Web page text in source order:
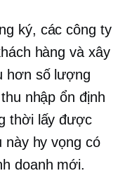
ký, các công ty
hàng và xây
hơn số lượng
nhập ổn định
thời lấy được
này hy vọng có
doanh mới.